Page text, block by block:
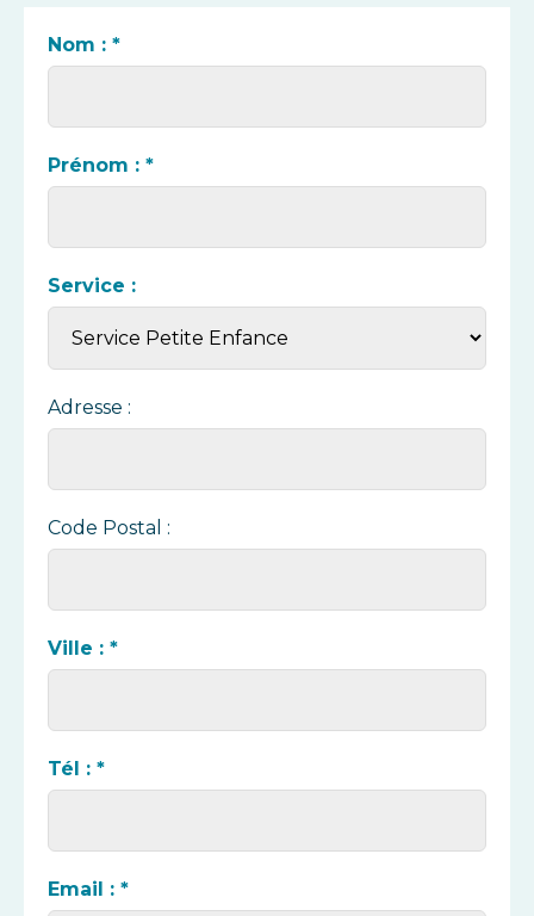
Nom : *
Prénom : *
Service :
Adresse :
Code Postal :
Ville : *
Tél : *
Email : *